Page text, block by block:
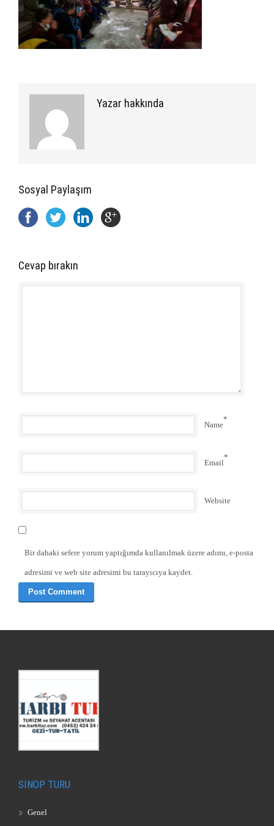
Yazar hakkında
Sosyal Paylaşım
Cevap bırakın
Name
*
Email
*
Website
Bir dahaki sefere yorum yaptığımda kullanılmak üzere adımı, e-posta
adresimi ve web site adresimi bu tarayıcıya kaydet.
SİNOP TURU
Genel